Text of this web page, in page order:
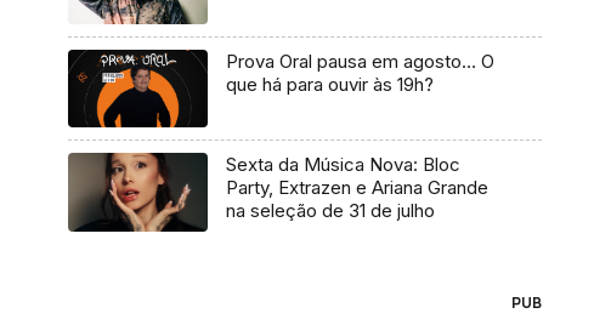
Prova Oral pausa em agosto… O
que há para ouvir às 19h?
Sexta da Música Nova: Bloc
Party, Extrazen e Ariana Grande
na seleção de 31 de julho
PUB